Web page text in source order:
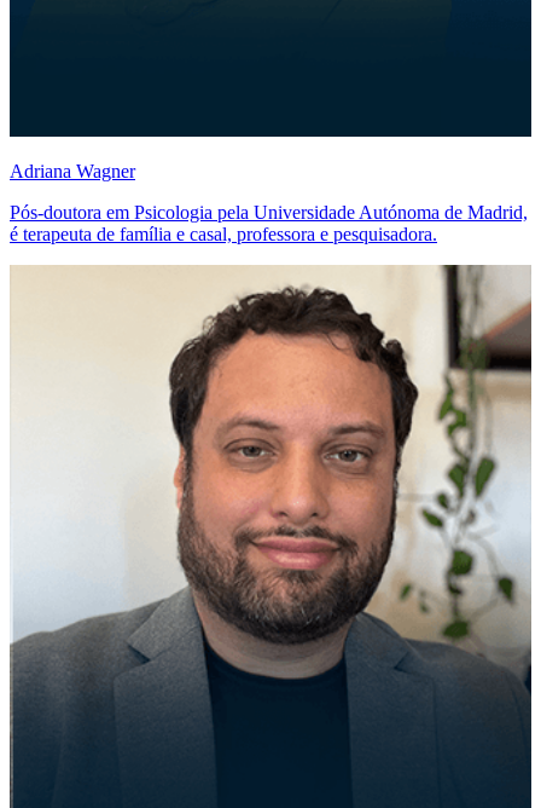
Adriana Wagner
Pós-doutora em Psicologia pela Universidade Autónoma de Madrid,
é terapeuta de família e casal, professora e pesquisadora.